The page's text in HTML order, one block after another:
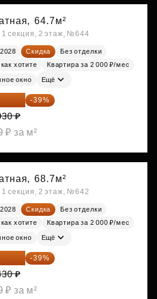
64.7м²
1 секция, 2 этаж, №644
Скидка
Без отделки
хотите
Квартира за 2 000 ₽/мес
окно Ещё
957 ₽ -39%
₽
₽ за м²
68.7м²
1 секция, 2 этаж, №642
Скидка
Без отделки
хотите
Квартира за 2 000 ₽/мес
окно Ещё
642 ₽ -39%
₽
₽ за м²